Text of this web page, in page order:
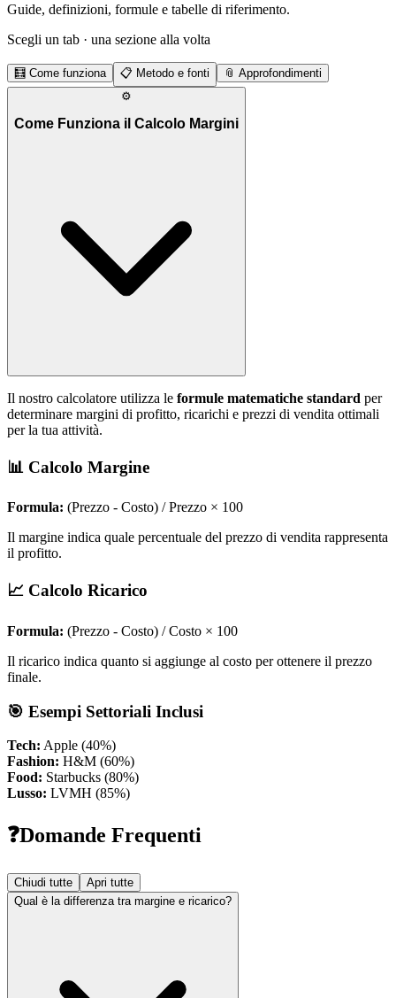
Guide, definizioni, formule e tabelle di riferimento.
Scegli un tab · una sezione alla volta
🧮 Come funziona 📋 Metodo e fonti 📎 Approfondimenti
⚙️
Come Funziona il Calcolo Margini
Il nostro calcolatore utilizza le formule matematiche standard per
determinare margini di profitto, ricarichi e prezzi di vendita ottimali
per la tua attività.
📊 Calcolo Margine
Formula: (Prezzo - Costo) / Prezzo × 100
Il margine indica quale percentuale del prezzo di vendita rappresenta
il profitto.
📈 Calcolo Ricarico
Formula: (Prezzo - Costo) / Costo × 100
Il ricarico indica quanto si aggiunge al costo per ottenere il prezzo
finale.
🎯 Esempi Settoriali Inclusi
Tech: Apple (40%)
Fashion: H&M (60%)
Food: Starbucks (80%)
Lusso: LVMH (85%)
❓Domande Frequenti
Chiudi tutte
Apri tutte
Qual è la differenza tra margine e ricarico?